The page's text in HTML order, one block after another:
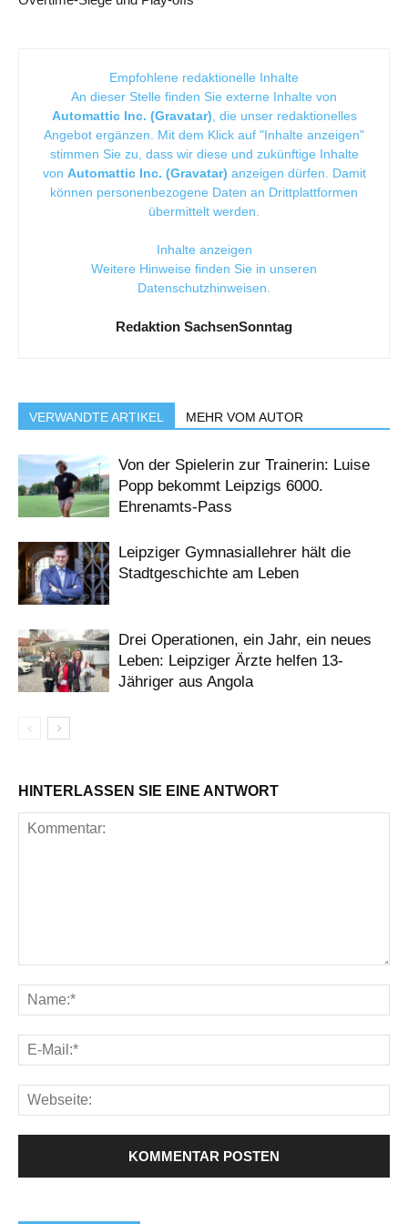
Empfohlene redaktionelle Inhalte
An dieser Stelle finden Sie externe Inhalte von
Automattic Inc. (Gravatar) , die unser redaktionelles
Angebot ergänzen. Mit dem Klick auf "Inhalte anzeigen"
stimmen Sie zu, dass wir diese und zukünftige Inhalte
von Automattic Inc. (Gravatar) anzeigen dürfen. Damit
können personenbezogene Daten an Drittplattformen
übermittelt werden.
Inhalte anzeigen
Weitere Hinweise finden Sie in unseren
Datenschutzhinweisen
Redaktion SachsenSonntag
VERWANDTE ARTIKEL MEHR VOM AUTOR
Von der Spielerin zur Trainerin: Luise
Popp bekommt Leipzigs 6000.
Ehrenamts-Pass
Leipziger Gymnasiallehrer hält die
Stadtgeschichte am Leben
Drei Operationen, ein Jahr, ein neues
Leben: Leipziger Ärzte helfen 13-
Jähriger aus Angola
HINTERLASSEN SIE EINE ANTWORT